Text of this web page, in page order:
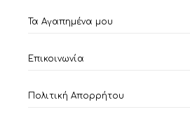
Τα Αγαπημένα μου
Επικοινωνία
Πολιτική Απορρήτου